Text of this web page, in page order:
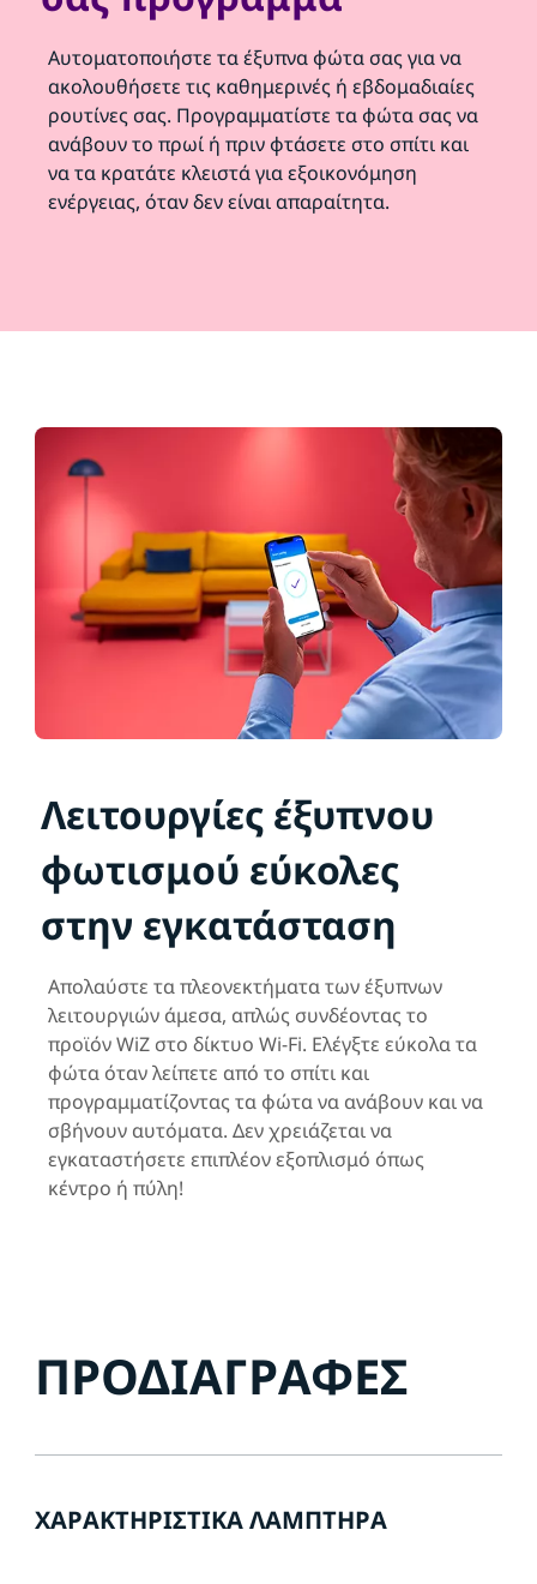
Αυτοματοποιήστε τα έξυπνα φώτα σας για να
ακολουθήσετε τις καθημερινές ή εβδομαδιαίες
ρουτίνες σας. Προγραμματίστε τα φώτα σας να
ανάβουν το πρωί ή πριν φτάσετε στο σπίτι και
να τα κρατάτε κλειστά για εξοικονόμηση
ενέργειας, όταν δεν είναι απαραίτητα.
Λειτουργίες έξυπνου
φωτισμού εύκολες
στην εγκατάσταση
Απολαύστε τα πλεονεκτήματα των έξυπνων
λειτουργιών άμεσα, απλώς συνδέοντας το
προϊόν WiZ στο δίκτυο Wi-Fi. Ελέγξτε εύκολα τα
φώτα όταν λείπετε από το σπίτι και
προγραμματίζοντας τα φώτα να ανάβουν και να
σβήνουν αυτόματα. Δεν χρειάζεται να
εγκαταστήσετε επιπλέον εξοπλισμό όπως
κέντρο ή πύλη!
ΠΡΟΔΙΑΓΡΑΦΈΣ
ΧΑΡΑΚΤΗΡΙΣΤΙΚΆ ΛΑΜΠΤΉΡΑ